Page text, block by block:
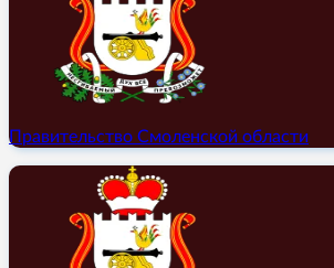
Правительство Смоленской области